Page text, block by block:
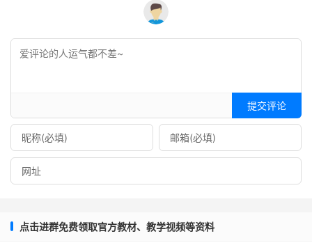
提交评论
点击进群免费领取官方教材、教学视频等资料